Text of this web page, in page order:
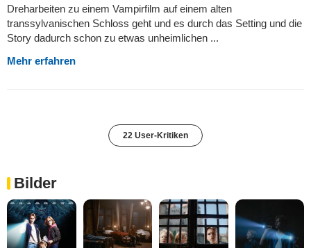
Dreharbeiten zu einem Vampirfilm auf einem alten
transsylvanischen Schloss geht und es durch das Setting und die
Story dadurch schon zu etwas unheimlichen ...
Mehr erfahren
22 User-Kritiken
Bilder